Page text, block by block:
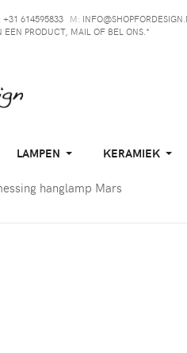
+31 614595833 M:
EEN PRODUCT, MAIL OF BEL ONS.*
LAMPEN KERAMIEK
hanglamp Mars